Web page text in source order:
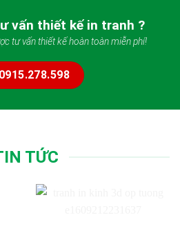
vấn thiết kế in tranh ?
tư vấn thiết kế hoàn toàn miễn phí!
0915.278.598
TỨC